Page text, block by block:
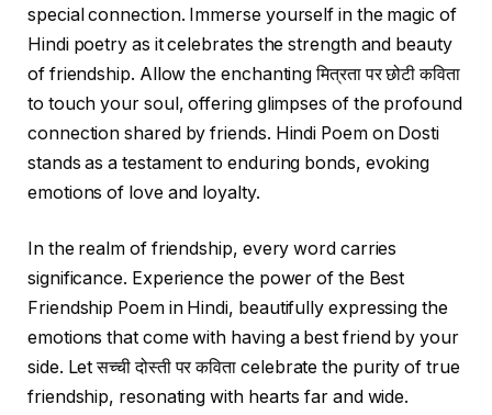
special connection. Immerse yourself in the magic of
Hindi poetry as it celebrates the strength and beauty
of friendship. Allow the enchanting मित्रता पर छोटी कविता
to touch your soul, offering glimpses of the profound
connection shared by friends. Hindi Poem on Dosti
stands as a testament to enduring bonds, evoking
emotions of love and loyalty.
In the realm of friendship, every word carries
significance. Experience the power of the Best
Friendship Poem in Hindi, beautifully expressing the
emotions that come with having a best friend by your
side. Let सच्ची दोस्ती पर कविता celebrate the purity of true
friendship, resonating with hearts far and wide.